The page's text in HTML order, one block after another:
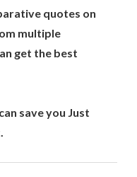
quotes on
multiple
get the best
save you Just